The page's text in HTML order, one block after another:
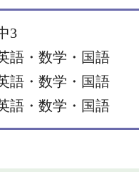
3
語・数学・国語
語・数学・国語
語・数学・国語